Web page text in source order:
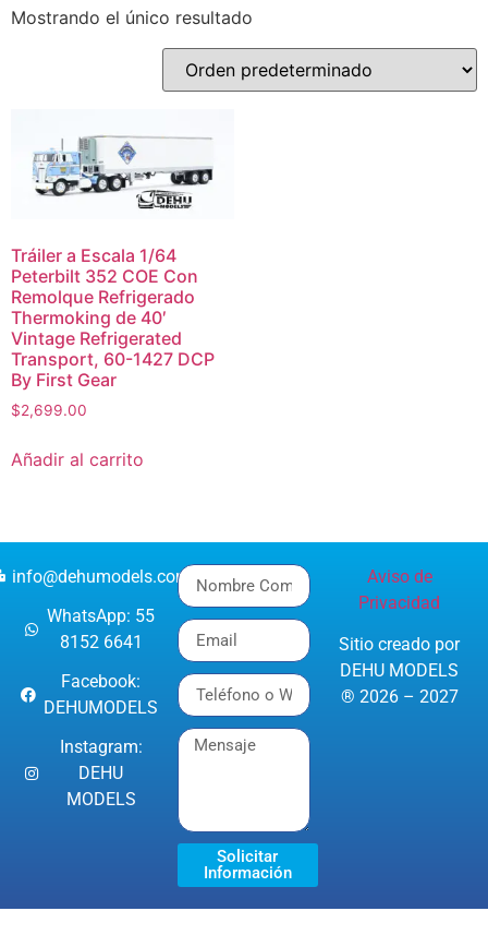
Mostrando el único resultado
Tráiler a Escala 1/64
Peterbilt 352 COE Con
Remolque Refrigerado
Thermoking de 40′
Vintage Refrigerated
Transport, 60-1427 DCP
By First Gear
$2,699.00
Añadir al carrito
info@dehumodels.com
WhatsApp: 55
8152 6641
Facebook:
DEHUMODELS
Instagram:
DEHU
MODELS
Solicitar
Información
Aviso de
Privacidad
Sitio creado por
DEHU MODELS
® 2026 – 2027